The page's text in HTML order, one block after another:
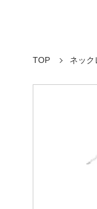
TOP ネック